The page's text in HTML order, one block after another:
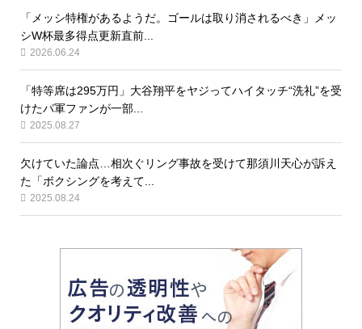
「メッシ特権があるようだ。ゴールは取り消されるべき」メッ
シW杯最多得点更新直前...
2026.06.24
「特等席は295万円」大谷翔平をヤジってハイタッチ“洗礼”を受
けたパ軍ファンが一部...
2025.08.27
欠けていた論点…相次ぐリング事故を受けて那須川天心が訴え
た「ボクシングを考えて...
2025.08.24